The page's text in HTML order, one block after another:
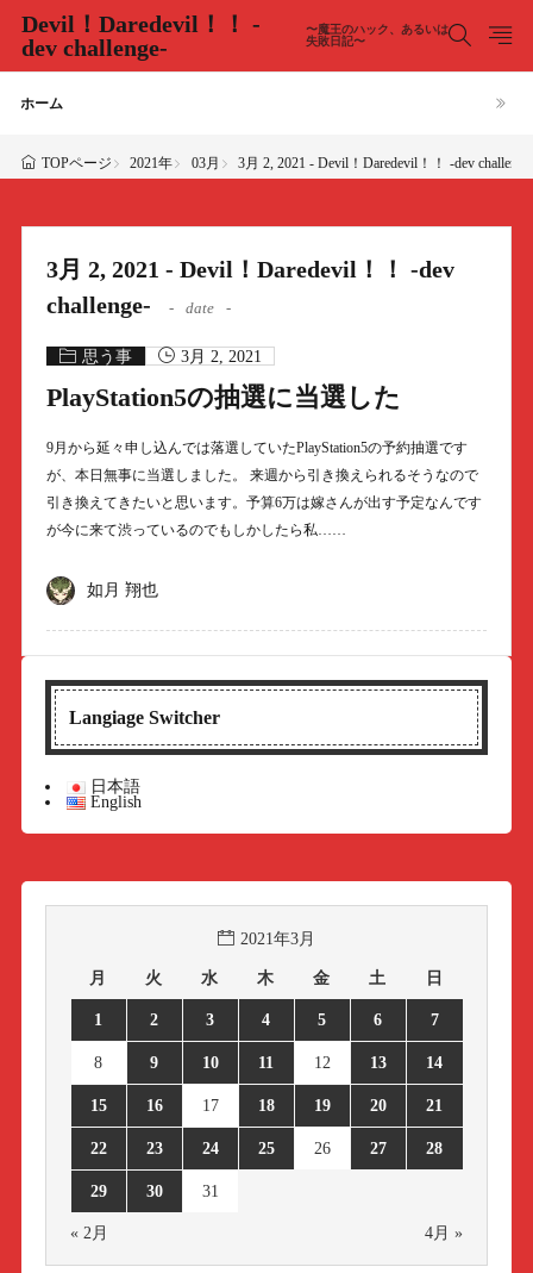
Devil！Daredevil！！ -
dev challenge-
〜魔王のハック、あるいは
失敗日記〜
ホーム
TOPページ 2021年 03月 3月 2, 2021 - Devil！Daredevil！！ -dev
3月 2, 2021 - Devil！Daredevil！！ -dev
challenge-
date
思う事 3月 2, 2021
PlayStation5の抽選に当選した
9月から延々申し込んでは落選していたPlayStation5の予約抽選です
が、本日無事に当選しました。 来週から引き換えられるそうなので
引き換えてきたいと思います。予算6万は嫁さんが出す予定なんです
が今に来て渋っているのでもしかしたら私……
如月 翔也
Langiage Switcher
日本語
English
2021年3月
月 火 水 木 金 土 日
1 2 3 4 5 6 7
8 9 10 11 12 13 14
15 16 17 18 19 20 21
22 23 24 25 26 27 28
29 30 31
« 2月 4月 »